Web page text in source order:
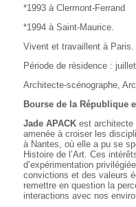
*1993 à Clermont-Ferrand
*1994 à Saint-Maurice.
Vivent et travaillent à Paris.
Période de résidence :
Architecte-scénographe,
Bourse de la République
Jade APACK est architecte
amenée à croiser les
à Nantes, où elle a pu se
Histoire de l’Art. Ces
d’expérimentation
convictions et des valeurs
remettre en question la
interactions avec nos